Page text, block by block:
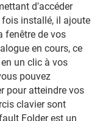
d'accéder
installé, il ajoute
fenêtre de vos
en cours, ce
un clic à vos
pouvez
pour atteindre vos
clavier sont
Folder est un